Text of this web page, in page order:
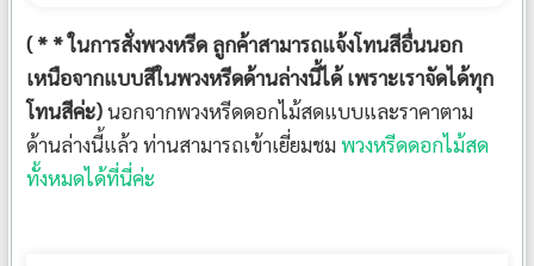
( * * ในการสั่งพวงหรีด ลูกค้าสามารถแจ้งโทนสีอื่นนอก
เหนือจากแบบสีในพวงหรีดด้านล่างนี้ได้ เพราะเราจัดได้ทุก
โทนสีค่ะ)นอกจากพวงหรีดดอกไม้สดแบบและราคาตาม
ด้านล่างนี้แล้ว ท่านสามารถเข้าเยี่ยมชมพวงหรีดดอกไม้สด
ทั้งหมดได้ที่นี่ค่ะ